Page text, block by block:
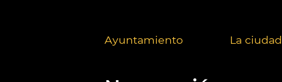
Ayuntamiento La ciudad